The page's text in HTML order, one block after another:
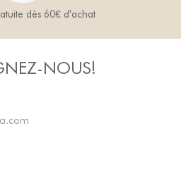
dès 60€ d'achat
NOUS!